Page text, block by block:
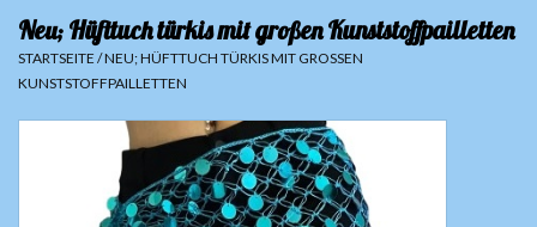
Oberteile
Röcke und Hosen
Neu; Hüfttuch türkis mit großen Kunststoffpailletten
STARTSEITE /NEU; HÜFTTUCH TÜRKIS MIT GROSSEN K
UNSTSTOFFPAILLETTEN